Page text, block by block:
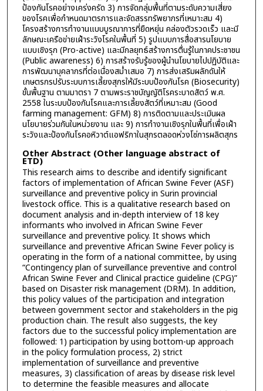
ป้องกันโรคอย่างเคร่งครัด 3) การจัดกลุ่มพื้นที่ตามระดับความเสี่ยง
ของโรคเพื่อกำหนดมาตรการและจัดสรรทรัพยากรที่เหมาะสม 4)
โครงสร้างการทำงานแบบบูรณาการที่ยืดหยุ่น คล่องตัวรวดเร็ว และมี
ลักษณะเครือข่ายเฝ้าระวังโรคในพื้นที่ 5) รูปแบบการสื่อสารนโยบาย
แบบเชิงรุก (Pro-active) และมีกลยุทธ์สร้างการตื่นรู้ในภาคประชาชน
(Public awareness) 6) การสร้างรับรู้ของผู้นำนโยบายไปปฏิบัติและ
การพัฒนาบุคลากรที่ต่อเนื่องสม่ำเสมอ 7) การส่งเสริมผลักดันให้
เกษตรกรปรับระบบการเลี้ยงสุกรให้มีระบบป้องกันโรค (Biosecurity)
ขั้นพื้นฐาน ตามมาตรา 7 ตามพระราชบัญญัติโรคระบาดสัตว์ พ.ศ.
2558 ในระบบป้องกันโรคและการเลี้ยงสัตว์ที่เหมาะสม (Good
farming management: GFM) 8) การติดตามและประเมินผล
นโยบายร่วมกันในหน่วยงาน และ 9) การทำงานเชิงรุกในพื้นที่เพื่อเฝ้า
ระวังและป้องกันโรคอหิวาต์แอฟริกาในสุกรตลอดห่วงโซ่การผลิตสุกร
Other Abstract (Other language abstract of
ETD)
This research aims to describe and identify significant
factors of implementation of African Swine Fever (ASF)
surveillance and preventive policy in Surin provincial
livestock office. This is a qualitative research based on
document analysis and in-depth interview of 18 key
informants who involved in African Swine Fever
surveillance and preventive policy. It shows which
surveillance and preventive African Swine Fever policy is
operating in the form of a national committee, by using
“Contingency plan of surveillance preventive and control
African Swine Fever and Clinical practice guideline (CPG)”
based on Disaster risk management (DRM). In addition,
this policy values of the participation and integration
between government sector and stakeholders in the pig
production chain. The result also suggests, the key
factors due to the successful policy implementation are
followed: 1) participation by using bottom-up approach
in the policy formulation process, 2) strict
implementation of surveillance and preventive
measures, 3) classification of areas by disease risk level
to determine the feasible measures and allocate